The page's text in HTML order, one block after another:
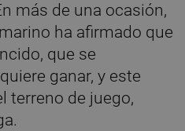
más de una ocasión,
ha afirmado que
que se
ganar, y este
terreno de juego,